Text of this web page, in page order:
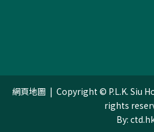
網頁地圖 | Copyright © P.L.K. Siu
rights
By: